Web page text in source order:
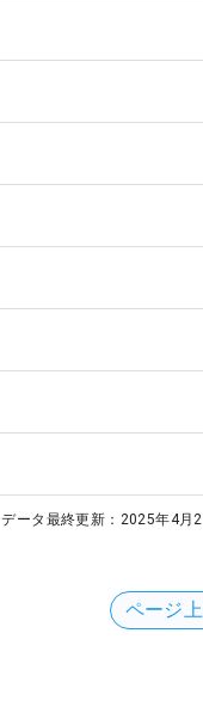
データ最終更新： 2025年4月
ページ